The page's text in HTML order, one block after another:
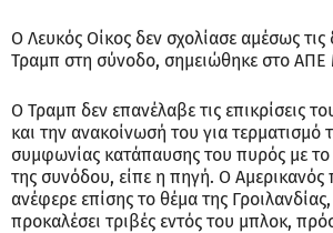
Ο Λευκός Οίκος δεν σχολίασε αμέσως τις
Τραμπ στη σύνοδο, σημειώθηκε στο
Ο Τραμπ δεν επανέλαβε τις επικρίσεις
και την ανακοίνωσή του για τερματισμό
συμφωνίας κατάπαυσης του πυρός με το
της συνόδου, είπε η πηγή. Ο Αμερικανός
ανέφερε επίσης το θέμα της
προκαλέσει τριβές εντός του μπλοκ,